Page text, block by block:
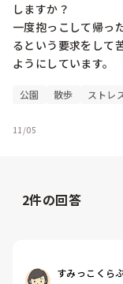
しますか？
一度抱っこして帰っ
るという要求をして
ようにしています。
公園 散歩 ストレ
11/05
2件の回答
すみっこくら